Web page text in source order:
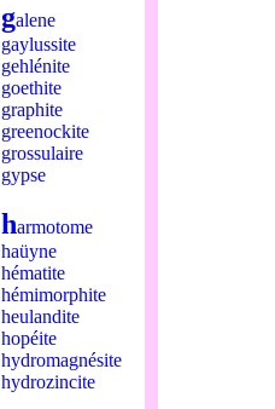
galene
gaylussite
gehlénite
goethite
graphite
greenockite
grossulaire
gypse
harmotome
haüyne
hématite
hémimorphite
heulandite
hopéite
hydromagnésite
hydrozincite